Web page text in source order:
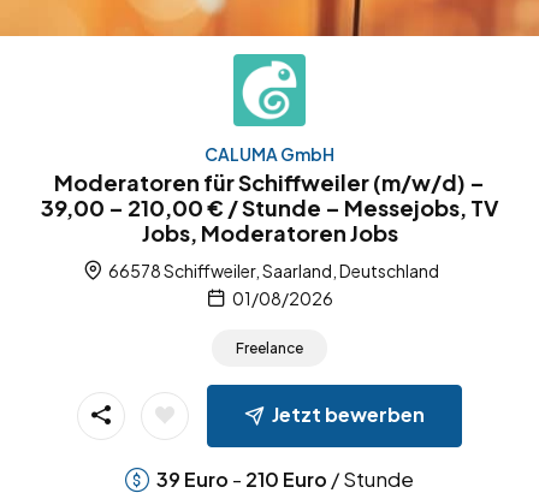
CALUMA GmbH
Moderatoren für Schiffweiler (m/w/d) –
39,00 – 210,00 € / Stunde – Messejobs, TV
Jobs, Moderatoren Jobs
66578 Schiffweiler, Saarland, Deutschland
01/08/2026
Freelance
Jetzt bewerben
39 Euro - 210 Euro / Stunde